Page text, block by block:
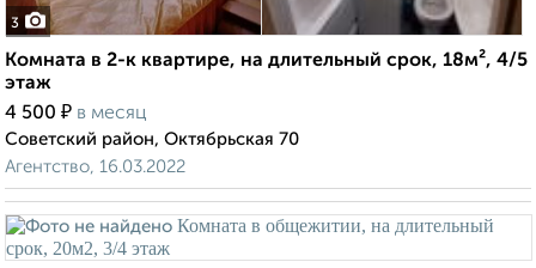
3
Комната в 2-к квартире, на длительный срок, 18м², 4/5
этаж
4 500 ₽ в месяц
Советский район, Октябрьская 70
Агентство, 16.03.2022